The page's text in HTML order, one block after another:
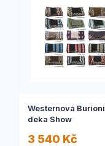
Westernová Burioni
deka Show
3 540 Kč